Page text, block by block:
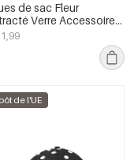
de sac Fleur
Verre Accessoires
de l'UE